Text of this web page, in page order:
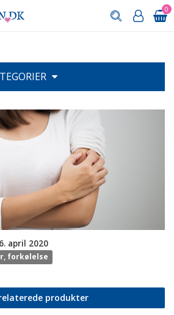
0
april 2020
forkølelse
produkter